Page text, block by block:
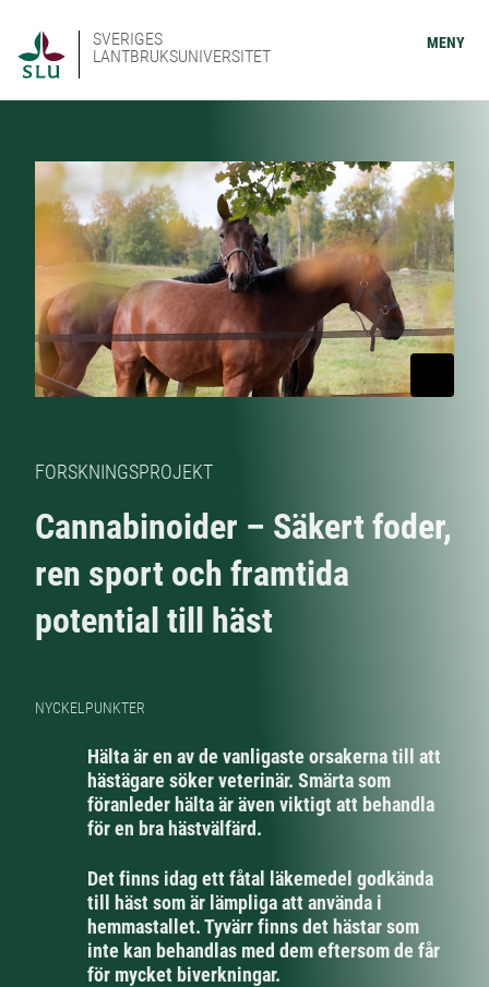
SVERIGES
LANTBRUKSUNIVERSITET
MENY
FORSKNINGSPROJEKT
Cannabinoider – Säkert foder,
ren sport och framtida
potential till häst
NYCKELPUNKTER
Hälta är en av de vanligaste orsakerna till att
hästägare söker veterinär. Smärta som
föranleder hälta är även viktigt att behandla
för en bra hästvälfärd.
Det finns idag ett fåtal läkemedel godkända
till häst som är lämpliga att använda i
hemmastallet. Tyvärr finns det hästar som
inte kan behandlas med dem eftersom de får
för mycket biverkningar.